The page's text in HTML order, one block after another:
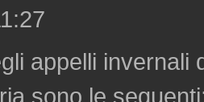
appelli invernali
sono le